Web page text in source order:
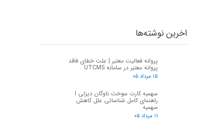
پروانه فعالیت معتبر | علت خطای فاقد
پروانه معتبر در سامانه UTCMS
۱۵ مرداد ۰۵
سهمیه کارت سوخت ناوگان دیزلی I
راهنمای کامل شناسائی علل کاهش
سهمیه
۱۱ مرداد ۰۵
اخرین نوشته‌ها